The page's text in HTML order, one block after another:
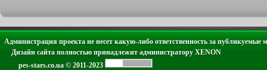
Администрация проекта не несет какую-либо ответственность за публикуемые
Дизайн сайта полностью принадлежит администратору XENON
pes-stars.co.ua © 2011-2023